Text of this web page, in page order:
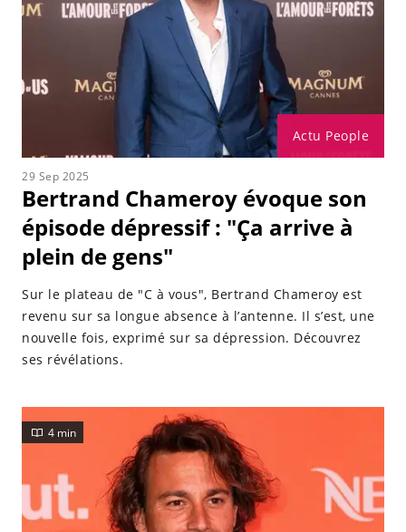
Actu People
29 Sep 2025
Bertrand Chameroy évoque son
épisode dépressif : "Ça arrive à
plein de gens"
Sur le plateau de "C à vous", Bertrand Chameroy est
revenu sur sa longue absence à l’antenne. Il s’est, une
nouvelle fois, exprimé sur sa dépression. Découvrez
ses révélations.
4 min